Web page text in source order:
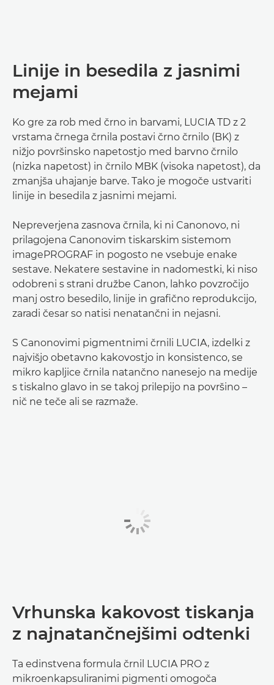
Linije in besedila z jasnimi
mejami
Ko gre za rob med črno in barvami, LUCIA TD z 2
vrstama črnega črnila postavi črno črnilo (BK) z
nižjo površinsko napetostjo med barvno črnilo
(nizka napetost) in črnilo MBK (visoka napetost), da
zmanjša uhajanje barve. Tako je mogoče ustvariti
linije in besedila z jasnimi mejami.
Nepreverjena zasnova črnila, ki ni Canonovo, ni
prilagojena Canonovim tiskarskim sistemom
imagePROGRAF in pogosto ne vsebuje enake
sestave. Nekatere sestavine in nadomestki, ki niso
odobreni s strani družbe Canon, lahko povzročijo
manj ostro besedilo, linije in grafično reprodukcijo,
zaradi česar so natisi nenatančni in nejasni.
S Canonovimi pigmentnimi črnili LUCIA, izdelki z
najvišjo obetavno kakovostjo in konsistenco, se
mikro kapljice črnila natančno nanesejo na medije
s tiskalno glavo in se takoj prilepijo na površino –
nič ne teče ali se razmaže.
Vrhunska kakovost tiskanja
z najnatančnejšimi odtenki
Ta edinstvena formula črnil LUCIA PRO z
mikroenkapsuliranimi pigmenti omogoča